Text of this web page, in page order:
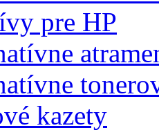
pre HP
kazety